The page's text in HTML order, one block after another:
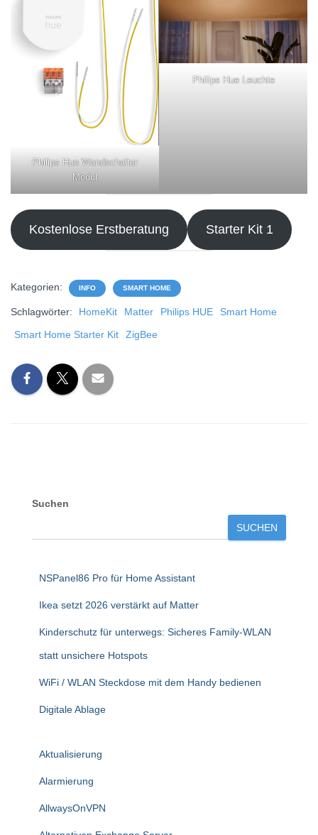
Philips Hue Wandschalter
Modul
Philips Hue Leuchte
Kostenlose Erstberatung Starter Kit 1
Kategorien: INFO SMART HOME
Schlagwörter: HomeKit Matter Philips HUE
Smart Home
Smart Home Starter Kit
ZigBee
Suchen
SUCHEN
NSPanel86 Pro für Home Assistant
Ikea setzt 2026 verstärkt auf Matter
Kinderschutz für unterwegs: Sicheres Family-WLAN
statt unsichere Hotspots
WiFi / WLAN Steckdose mit dem Handy bedienen
Digitale Ablage
Aktualisierung
Alarmierung
AllwaysOnVPN